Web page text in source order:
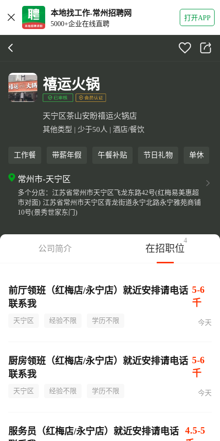
本地找工作-常州招聘网
5000+企业在线直聘
打开APP
禧运火锅
天宁区茶山安盼禧运火锅店
其他类型 | 少于50人 | 酒店/餐饮
工作餐 带薪年假 午餐补贴 节日礼物 单休
常州市-天宁区
多个分店：江苏省常州市天宁区飞龙东路42号(红梅易美惠超
市对面) 江苏省常州市天宁区青龙街道永宁北路永宁雅苑商铺
10号(景秀世家东门)
公司简介 在招职位
4
前厅领班（红梅店/永宁店）就近安排请电话
联系我
5-6
千
天宁区 经验不限 学历不限 今天
厨房领班（红梅店/永宁店）就近安排请电话
联系我
5-6
千
天宁区 经验不限 学历不限 今天
服务员（红梅店/永宁店）就近安排请电话
4.5-5